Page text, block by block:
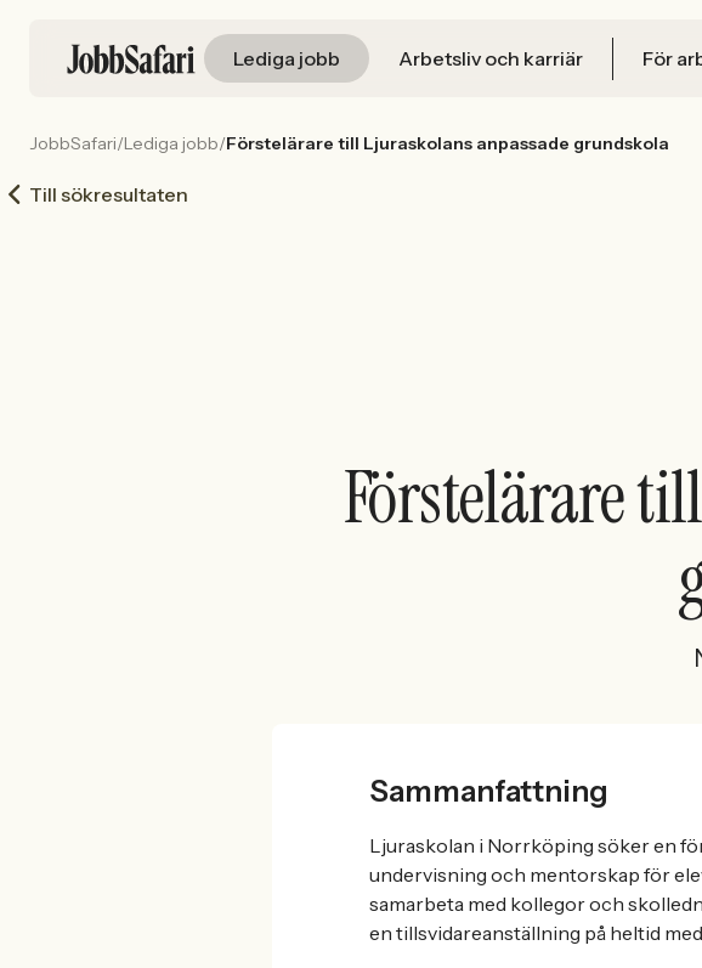
Lediga jobb Arbetsliv och karriär För
JobbSafari/Lediga jobb/Förstelärare till Ljuraskolans anpassade grundskola
Till sökresultaten
Förstelärare
Sammanfattning
Ljuraskolan i Norrköping söker en
undervisning och mentorskap för
samarbeta med kollegor och
en tillsvidareanställning på heltid